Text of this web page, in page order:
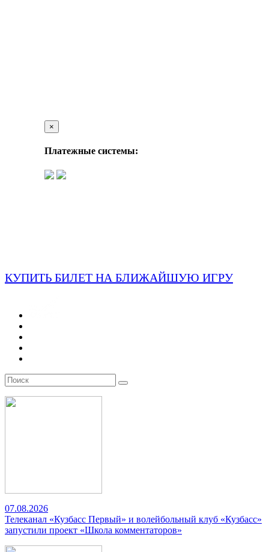
×
Платежные системы:
КУПИТЬ БИЛЕТ НА БЛИЖАЙШУЮ ИГРУ
07.08.2026
Телеканал «Кузбасс Первый» и волейбольный клуб «Кузбасс»
запустили проект «Школа комментаторов»